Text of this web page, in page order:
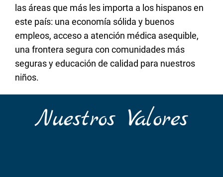
las áreas que más les importa a los hispanos en
este país: una economía sólida y buenos
empleos, acceso a atención médica asequible,
una frontera segura con comunidades más
seguras y educación de calidad para nuestros
niños.
Nuestros Valores